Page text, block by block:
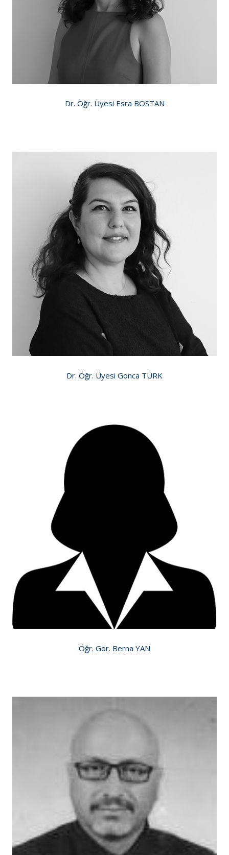
Dr. Öğr. Üyesi Esra BOSTAN
Dr. Öğr. Üyesi Gonca TÜRK
Öğr. Gör. Berna YAN